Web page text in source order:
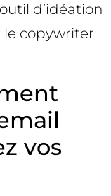
d’idéation
copywriter
vos